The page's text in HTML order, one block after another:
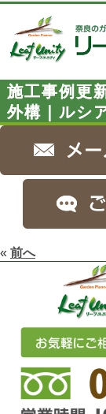
施工事例更
外構｜ルシ
« 前へ